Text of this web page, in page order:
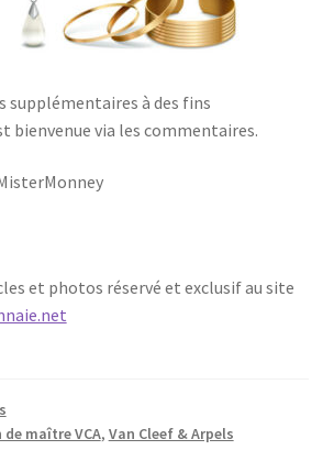
supplémentaires à des fins
bienvenue via les commentaires.
et photos réservé et exclusif au site
de maître VCA, Van Cleef & Arpels